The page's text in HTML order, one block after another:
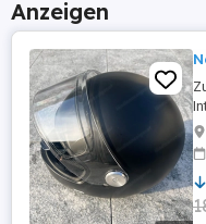
Anzeigen